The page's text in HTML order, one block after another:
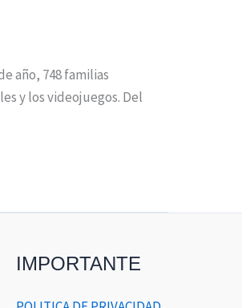
año, 748 familias
y los videojuegos. Del
IMPORTANTE